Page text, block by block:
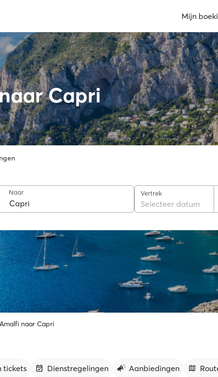
Mijn
Capri
Naar Vertrek
Selecteer datum
naar Capri
tickets Dienstregelingen Aanbiedingen